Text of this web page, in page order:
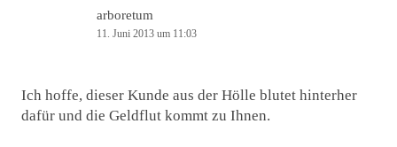
arboretum
11. Juni 2013 um 11:03
Ich hoffe, dieser Kunde aus der Hölle blutet hinterher
dafür und die Geldflut kommt zu Ihnen.